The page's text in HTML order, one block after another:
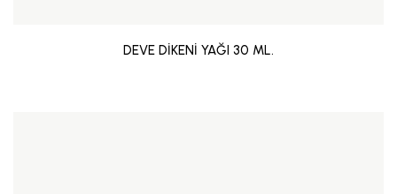
DEVE DİKENİ YAĞI 30 ML.